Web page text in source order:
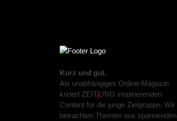
Kurz und gut.
Als unabhängiges Online-Magazin
kreiert ZEITjUNG inspirierenden
Content für die junge Zielgruppe. Wir
betrachten Themen aus spannenden